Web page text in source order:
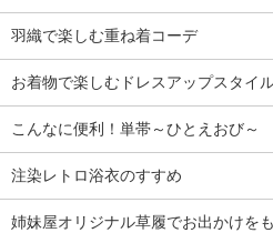
羽織で楽しむ重ね着コーデ
お着物で楽しむドレスアップスタイ
こんなに便利！単帯～ひとえおび～
注染レトロ浴衣のすすめ
姉妹屋オリジナル草履でお出かけを